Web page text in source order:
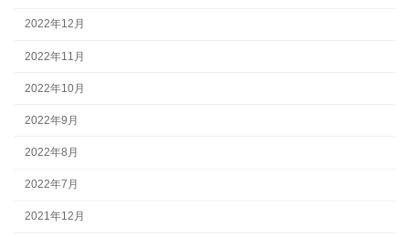
2022年12月
2022年11月
2022年10月
2022年9月
2022年8月
2022年7月
2021年12月